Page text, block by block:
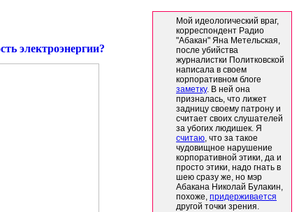
электроэнергии?
Мой идеологический враг,
корреспондент Радио
"Абакан" Яна Метельская,
после убийства
журналистки Политковской
написала в своем
корпоративном блоге
заметку. В ней она
призналась, что лижет
задницу своему патрону и
считает своих слушателей
за убогих людишек. Я
считаю, что за такое
чудовищное нарушение
корпоративной этики, да и
просто этики, надо гнать в
шею сразу же, но мэр
Абакана Николай Булакин,
похоже, придерживается
другой точки зрения.